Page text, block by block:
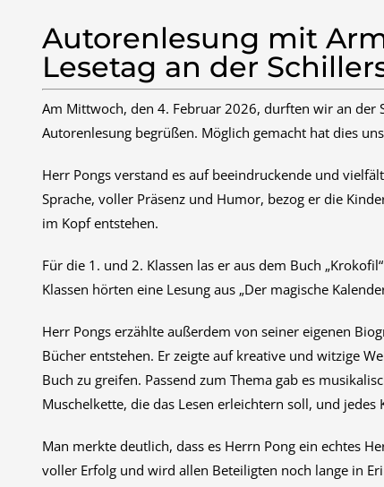
Autorenlesung mit
Lesetag an der
Am Mittwoch, den 4. Februar 2026, durften wir an der
Autorenlesung begrüßen. Möglich gemacht hat dies
Herr Pongs verstand es auf beeindruckende und
Sprache, voller Präsenz und Humor, bezog er die
im Kopf entstehen.
Für die 1. und 2. Klassen las er aus dem Buch
Klassen hörten eine Lesung aus „Der magische
Herr Pongs erzählte außerdem von seiner eigenen
Bücher entstehen. Er zeigte auf kreative und witzige
Buch zu greifen. Passend zum Thema gab es
Muschelkette, die das Lesen erleichtern soll, und
Man merkte deutlich, dass es Herrn Pong ein echtes
voller Erfolg und wird allen Beteiligten noch lange in